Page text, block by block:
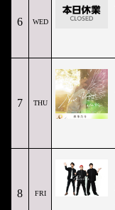
6 WED
7 THU
8 FRI